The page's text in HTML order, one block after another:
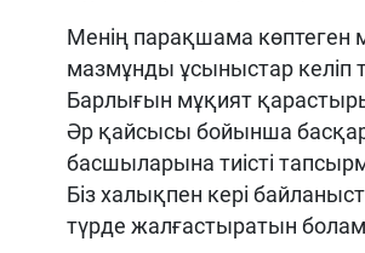
Менің парақшама көптеген
мазмұнды ұсыныстар келіп
Барлығын мұқият
Әр қайсысы бойынша
басшыларына тиісті
Біз халықпен кері
түрде жалғастыратын